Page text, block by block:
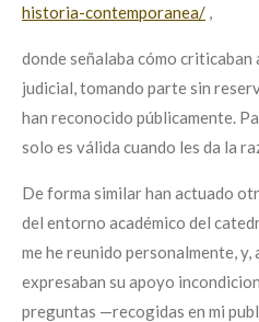
historia-contemporanea/ ,
donde señalaba cómo
judicial, tomando parte sin
han reconocido públicamente.
solo es válida cuando les da la
De forma similar han actuado
del entorno académico del
me he reunido personalmente, y,
expresaban su apoyo
preguntas —recogidas en mi